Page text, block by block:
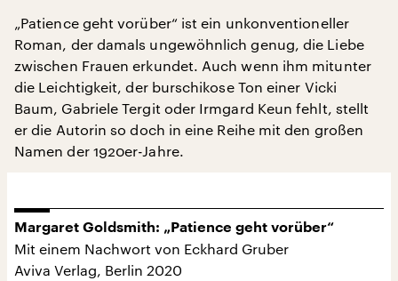
„Patience geht vorüber“ ist ein unkonventioneller
Roman, der damals ungewöhnlich genug, die Liebe
zwischen Frauen erkundet. Auch wenn ihm mitunter
die Leichtigkeit, der burschikose Ton einer Vicki
Baum, Gabriele Tergit oder Irmgard Keun fehlt, stellt
er die Autorin so doch in eine Reihe mit den großen
Namen der 1920er-Jahre.
Margaret Goldsmith: „Patience geht vorüber“
Mit einem Nachwort von Eckhard Gruber
Aviva Verlag, Berlin 2020